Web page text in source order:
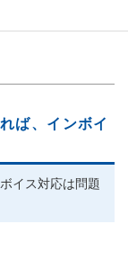
ば、インボイ
イス対応は問題